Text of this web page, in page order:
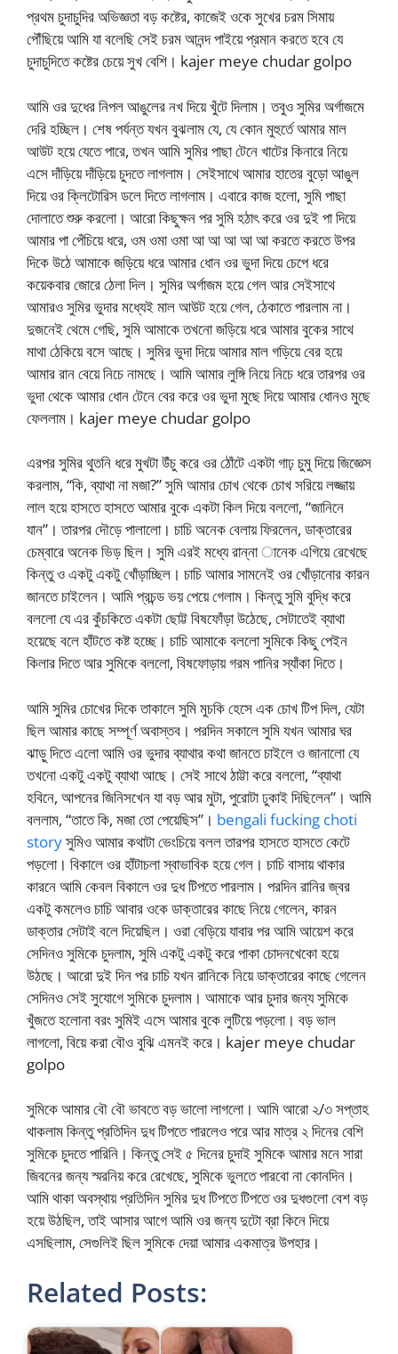
প্রথম চুদাচুদির অভিজ্ঞতা বড় কষ্টের, কাজেই ওকে সুখের চরম সিমায়
পৌঁছিয়ে আমি যা বলেছি সেই চরম আনন্দ পাইয়ে প্রমান করতে হবে যে
চুদাচুদিতে কষ্টের চেয়ে সুখ বেশি। kajer meye chudar golpo
আমি ওর দুধের নিপল আঙুলের নখ দিয়ে খুঁটে দিলাম। তবুও সুমির অর্গাজমে
দেরি হচ্ছিল। শেষ পর্যন্ত যখন বুঝলাম যে, যে কোন মুহুর্তে আমার মাল
আউট হয়ে যেতে পারে, তখন আমি সুমির পাছা টেনে খাটের কিনারে নিয়ে
এসে দাঁড়িয়ে দাঁড়িয়ে চুদতে লাগলাম। সেইসাথে আমার হাতের বুড়ো আঙুল
দিয়ে ওর ক্লিটোরিস ডলে দিতে লাগলাম। এবারে কাজ হলো, সুমি পাছা
দোলাতে শুরু করলো। আরো কিছুক্ষন পর সুমি হঠাৎ করে ওর দুই পা দিয়ে
আমার পা পেঁচিয়ে ধরে, ওম ওমা ওমা আ আ আ আ আ করতে করতে উপর
দিকে উঠে আমাকে জড়িয়ে ধরে আমার ধোন ওর ভুদা দিয়ে চেপে ধরে
কয়েকবার জোরে ঠেলা দিল। সুমির অর্গাজম হয়ে গেল আর সেইসাথে
আমারও সুমির ভুদার মধ্যেই মাল আউট হয়ে গেল, ঠেকাতে পারলাম না।
দুজনেই থেমে গেছি, সুমি আমাকে তখনো জড়িয়ে ধরে আমার বুকের সাথে
মাথা ঠেকিয়ে বসে আছে। সুমির ভুদা দিয়ে আমার মাল গড়িয়ে বের হয়ে
আমার রান বেয়ে নিচে নামছে। আমি আমার লুঙ্গি নিয়ে নিচে ধরে তারপর ওর
ভুদা থেকে আমার ধোন টেনে বের করে ওর ভুদা মুছে দিয়ে আমার ধোনও মুছে
ফেললাম। kajer meye chudar golpo
এরপর সুমির থুতনি ধরে মুখটা উঁচু করে ওর ঠোঁটে একটা গাঢ় চুমু দিয়ে জিজ্ঞেস
করলাম, “কি, ব্যাথা না মজা?” সুমি আমার চোখ থেকে চোখ সরিয়ে লজ্জায়
লাল হয়ে হাসতে হাসতে আমার বুকে একটা কিল দিয়ে বললো, “জানিনে
যান”। তারপর দৌড়ে পালালো। চাচি অনেক বেলায় ফিরলেন, ডাক্তারের
চেম্বারে অনেক ভিড় ছিল। সুমি এরই মধ্যে রান্না ানেক এগিয়ে রেখেছে
কিন্তু ও একটু একটু খোঁড়াচ্ছিল। চাচি আমার সামনেই ওর খোঁড়ানোর কারন
জানতে চাইলেন। আমি প্রচন্ড ভয় পেয়ে গেলাম। কিন্তু সুমি বুদ্ধি করে
বললো যে এর কুঁচকিতে একটা ছোট্ট বিষফোঁড়া উঠেছে, সেটাতেই ব্যাথা
হয়েছে বলে হাঁটতে কষ্ট হচ্ছে। চাচি আমাকে বললো সুমিকে কিছু পেইন
কিলার দিতে আর সুমিকে বললো, বিষফোড়ায় গরম পানির স্যাঁকা দিতে।
আমি সুমির চোখের দিকে তাকালে সুমি মুচকি হেসে এক চোখ টিপ দিল, যেটা
ছিল আমার কাছে সম্পূর্ণ অবাস্তব। পরদিন সকালে সুমি যখন আমার ঘর
ঝাড়ু দিতে এলো আমি ওর ভুদার ব্যাথার কথা জানতে চাইলে ও জানালো যে
তখনো একটু একটু ব্যাথা আছে। সেই সাথে ঠাট্টা করে বললো, “ব্যাথা
হবিনে, আপনের জিনিসখেন যা বড় আর মুটা, পুরোটা ঢুকাই দিছিলেন”। আমি
বললাম, “তাতে কি, মজা তো পেয়েছিস”। bengali fucking choti
storyসুমিও আমার কথাটা ভেংচিয়ে বলল তারপর হাসতে হাসতে কেটে
পড়লো। বিকালে ওর হাঁটাচলা স্বাভাবিক হয়ে গেল। চাচি বাসায় থাকার
কারনে আমি কেবল বিকালে ওর দুধ টিপতে পারলাম। পরদিন রানির জ্বর
একটু কমলেও চাচি আবার ওকে ডাক্তারের কাছে নিয়ে গেলেন, কারন
ডাক্তার সেটাই বলে দিয়েছিল। ওরা বেড়িয়ে যাবার পর আমি আয়েশ করে
সেদিনও সুমিকে চুদলাম, সুমি একটু একটু করে পাকা চোদনখেকো হয়ে
উঠছে। আরো দুই দিন পর চাচি যখন রানিকে নিয়ে ডাক্তারের কাছে গেলেন
সেদিনও সেই সুযোগে সুমিকে চুদলাম। আমাকে আর চুদার জন্য সুমিকে
খুঁজতে হলোনা বরং সুমিই এসে আমার বুকে লুটিয়ে পড়লো। বড় ভাল
লাগলো, বিয়ে করা বৌও বুঝি এমনই করে। kajer meye chudar
golpo
সুমিকে আমার বৌ বৌ ভাবতে বড় ভালো লাগলো। আমি আরো ২/৩ সপ্তাহ
থাকলাম কিন্তু প্রতিদিন দুধ টিপতে পারলেও পরে আর মাত্র ২ দিনের বেশি
সুমিকে চুদতে পারিনি। কিন্তু সেই ৫ দিনের চুদাই সুমিকে আমার মনে সারা
জিবনের জন্য স্মরনিয় করে রেখেছে, সুমিকে ভুলতে পারবো না কোনদিন।
আমি থাকা অবস্থায় প্রতিদিন সুমির দুধ টিপতে টিপতে ওর দুধগুলো বেশ বড়
হয়ে উঠছিল, তাই আসার আগে আমি ওর জন্য দুটো ব্রা কিনে দিয়ে
এসছিলাম, সেগুলিই ছিল সুমিকে দেয়া আমার একমাত্র উপহার।
Related Posts: